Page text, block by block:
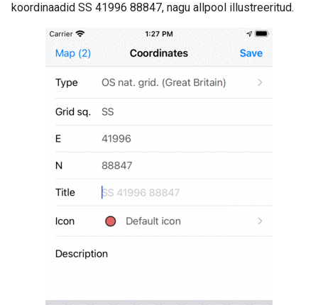
koordinaadid SS 41996 88847, nagu allpool illustreeritud.